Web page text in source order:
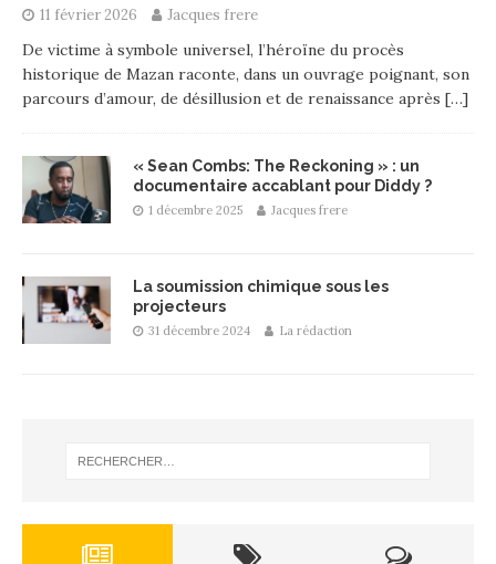
11 février 2026 Jacques frere
De victime à symbole universel, l’héroïne du procès
historique de Mazan raconte, dans un ouvrage poignant, son
parcours d’amour, de désillusion et de renaissance après […]
« Sean Combs: The Reckoning » : un
documentaire accablant pour Diddy ?
1 décembre 2025 Jacques frere
La soumission chimique sous les
projecteurs
31 décembre 2024 La rédaction